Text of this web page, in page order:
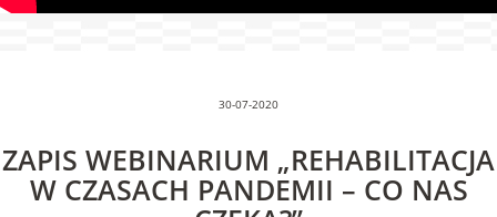
30-07-2020
ZAPIS WEBINARIUM „REHABILITACJA
W CZASACH PANDEMII – CO NAS